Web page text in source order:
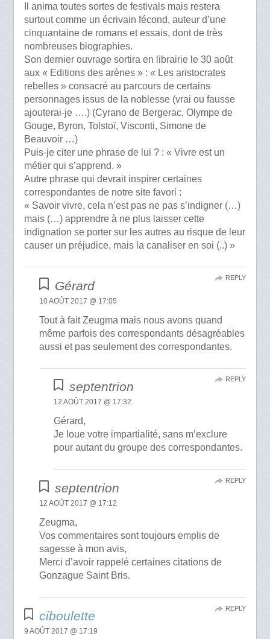
Il anima toutes sortes de festivals mais restera
surtout comme un écrivain fécond, auteur d’une
cinquantaine de romans et essais, dont de très
nombreuses biographies.
Son dernier ouvrage sortira en librairie le 30 août
aux « Editions des arènes » : « Les aristocrates
rebelles » consacré au parcours de certains
personnages issus de la noblesse (vrai ou fausse
ajouterai-je ….) (Cyrano de Bergerac, Olympe de
Gouge, Byron, Tolstoï, Visconti, Simone de
Beauvoir …)
Puis-je citer une phrase de lui ? : « Vivre est un
métier qui s’apprend. »
Autre phrase qui devrait inspirer certaines
correspondantes de notre site favori :
« Savoir vivre, cela n’est pas ne pas s’indigner (…)
mais (…) apprendre à ne plus laisser cette
indignation se porter sur les autres au risque de leur
causer un préjudice, mais la canaliser en soi (..) »
Gérard
10 AOÛT 2017 @ 17:05
Tout à fait Zeugma mais nous avons quand
même parfois des correspondants désagréables
aussi et pas seulement des correspondantes.
REPLY
septentrion
12 AOÛT 2017 @ 17:32
Gérard,
Je loue votre impartialité, sans m’exclure
pour autant du groupe des correspondantes.
REPLY
septentrion
12 AOÛT 2017 @ 17:12
Zeugma,
Vos commentaires sont toujours emplis de
sagesse à mon avis,
Merci d’avoir rappelé certaines citations de
Gonzague Saint Bris.
REPLY
ciboulette
9 AOÛT 2017 @ 17:19
REPLY